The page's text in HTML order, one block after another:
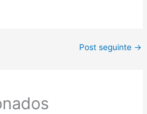
Post seguinte →